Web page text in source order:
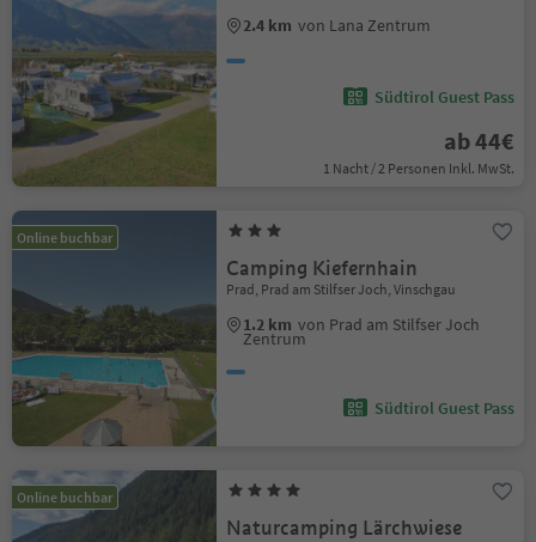
2.4 km von Lana Zentrum
Südtirol Guest Pass
ab 44€
1 Nacht / 2 Personen Inkl. MwSt.
Online buchbar
Camping Kiefernhain
Prad, Prad am Stilfser Joch, Vinschgau
1.2 km von Prad am Stilfser Joch
Zentrum
Südtirol Guest Pass
Online buchbar
Naturcamping Lärchwiese